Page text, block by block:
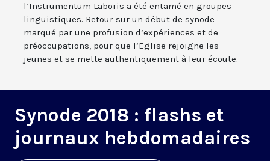
l’Instrumentum Laboris a été entamé en groupes
linguistiques. Retour sur un début de synode
marqué par une profusion d’expériences et de
préoccupations, pour que l’Eglise rejoigne les
jeunes et se mette authentiquement à leur écoute.
Synode 2018 : flashs et
journaux hebdomadaires